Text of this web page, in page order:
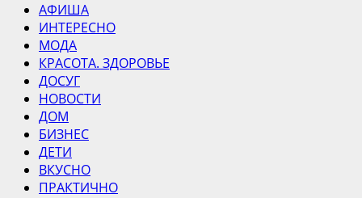
АФИША
ИНТЕРЕСНО
МОДА
КРАСОТА. ЗДОРОВЬЕ
ДОСУГ
НОВОСТИ
ДОМ
БИЗНЕС
ДЕТИ
ВКУСНО
ПРАКТИЧНО